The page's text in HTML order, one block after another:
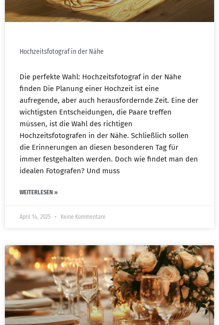
Hochzeitsfotograf in der Nähe
Die perfekte Wahl: Hochzeitsfotograf in der Nähe
finden Die Planung einer Hochzeit ist eine
aufregende, aber auch herausfordernde Zeit. Eine der
wichtigsten Entscheidungen, die Paare treffen
müssen, ist die Wahl des richtigen
Hochzeitsfotografen in der Nähe. Schließlich sollen
die Erinnerungen an diesen besonderen Tag für
immer festgehalten werden. Doch wie findet man den
idealen Fotografen? Und muss
WEITERLESEN »
April 14, 2025 Keine Kommentare